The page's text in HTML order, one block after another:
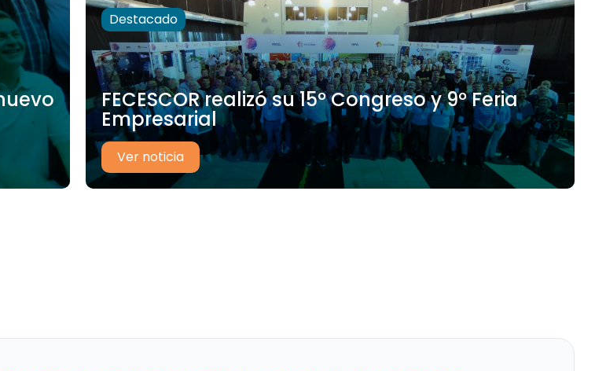
FECESCOR realizó su 15º Congreso y 9º Feria
Empresarial
Ver noticia
Destacado